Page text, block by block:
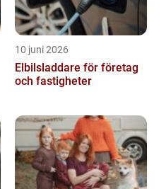
10 juni 2026
Elbilsladdare för företag
och fastigheter